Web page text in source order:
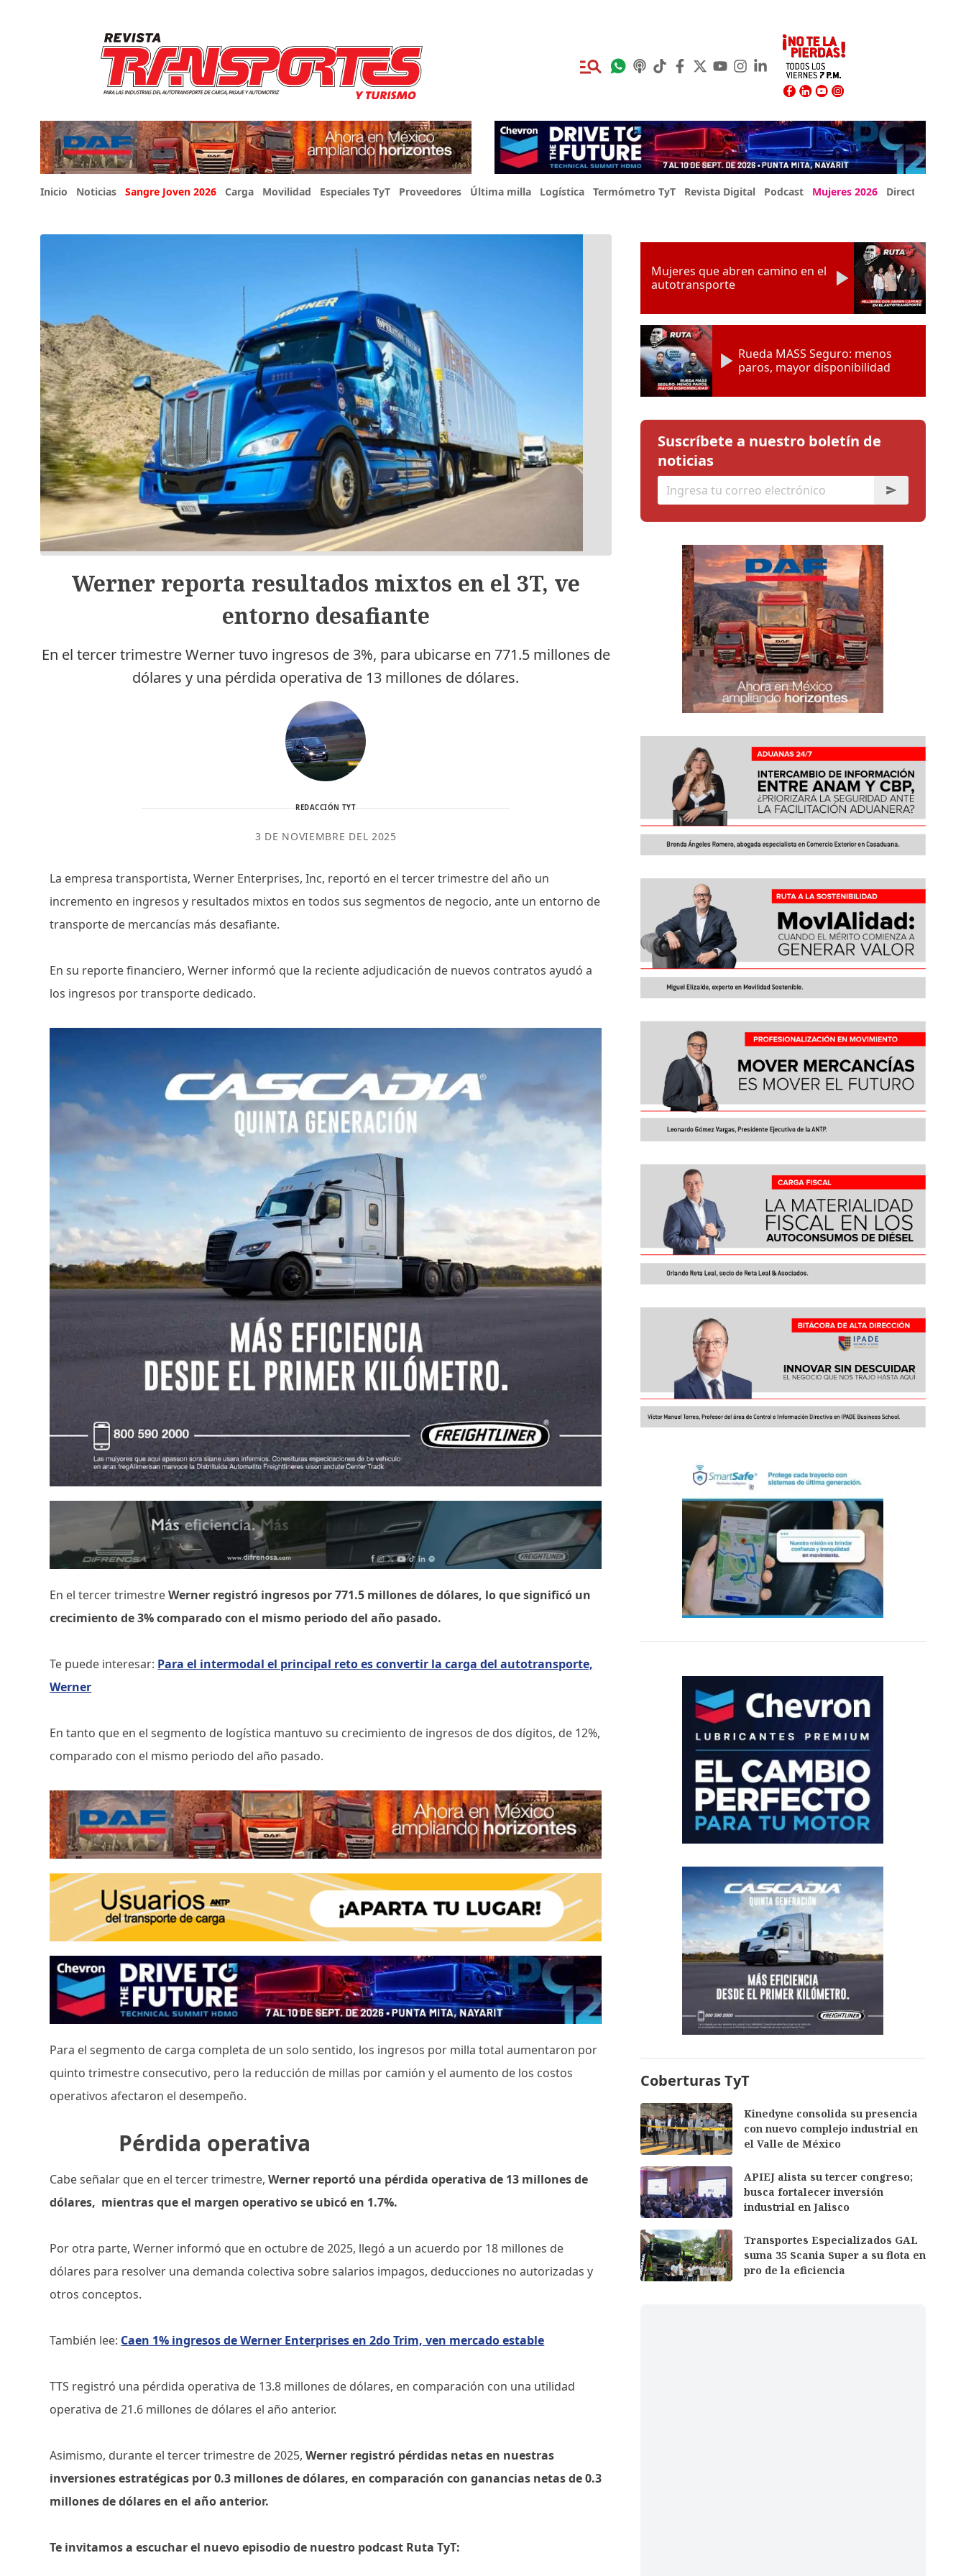
Inicio Noticias Sangre Joven 2026 Carga Movilidad Especiales TyT Proveedores Última milla Logística Termómetro TyT Revista Digital Podcast Mujeres 2026 Directorio Expo
Werner reporta resultados mixtos en el 3T, ve
entorno desafiante
En el tercer trimestre Werner tuvo ingresos de 3%, para ubicarse en 771.5 millones de
dólares y una pérdida operativa de 13 millones de dólares.
REDACCIÓN TYT
3 DE NOVIEMBRE DEL 2025
La empresa transportista, Werner Enterprises, Inc, reportó en el tercer trimestre del año un
incremento en ingresos y resultados mixtos en todos sus segmentos de negocio, ante un entorno de
transporte de mercancías más desafiante.
En su reporte financiero, Werner informó que la reciente adjudicación de nuevos contratos ayudó a
los ingresos por transporte dedicado.
En el tercer trimestreWerner registró ingresos por 771.5 millones de dólares, lo que significó un
crecimiento de 3% comparado con el mismo periodo del año pasado.
Te puede interesar: Para el intermodal el principal reto es convertir la carga del autotransporte,
Werner
En tanto que en el segmento de logística mantuvo su crecimiento de ingresos de dos dígitos, de 12%,
comparado con el mismo periodo del año pasado.
Para el segmento de carga completa de un solo sentido, los ingresos por milla total aumentaron por
quinto trimestre consecutivo, pero la reducción de millas por camión y el aumento de los costos
operativos afectaron el desempeño.
Pérdida operativa
Cabe señalar que en el tercer trimestre,Werner reportó una pérdida operativa de 13 millones de
dólares, mientras que el margen operativo se ubicó en 1.7%.
Por otra parte, Werner informó que en octubre de 2025, llegó a un acuerdo por 18 millones de
dólares para resolver una demanda colectiva sobre salarios impagos, deducciones no autorizadas y
otros conceptos.
También lee: Caen 1% ingresos de Werner Enterprises en 2do Trim, ven mercado estable
TTS registró una pérdida operativa de 13.8 millones de dólares, en comparación con una utilidad
operativa de 21.6 millones de dólares el año anterior.
Asimismo, durante el tercer trimestre de 2025,Werner registró pérdidas netas en nuestras
inversiones estratégicas por 0.3 millones de dólares, en comparación con ganancias netas de 0.3
millones de dólares en el año anterior.
Te invitamos a escuchar el nuevo episodio de nuestro podcast Ruta TyT:
Mujeres que abren camino en el
autotransporte
Rueda MASS Seguro: menos
paros, mayor disponibilidad
Suscríbete a nuestro boletín de
noticias
Coberturas TyT
Kinedyne consolida su presencia
con nuevo complejo industrial en
el Valle de México
APIEJ alista su tercer congreso;
busca fortalecer inversión
industrial en Jalisco
Transportes Especializados GAL
suma 35 Scania Super a su flota en
pro de la eficiencia